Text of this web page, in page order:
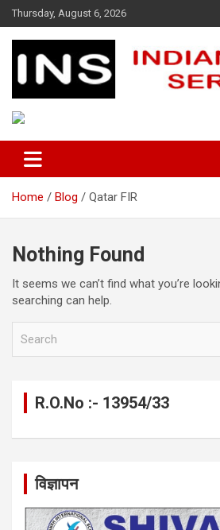
Skip
to
content
Thursday, August 6, 2026
Indian News Service
Home Blog Qatar FIR
Nothing Found
It seems we can’t find what you’re
searching can help.
R.O.No :- 13954/33
विज्ञापन